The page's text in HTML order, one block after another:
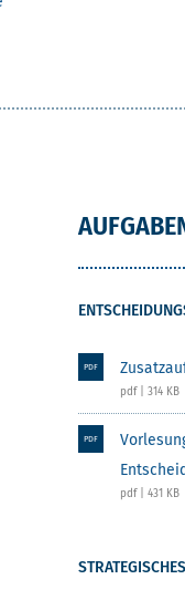
PDF
pdf | 314 KB
PDF
pdf | 431 KB